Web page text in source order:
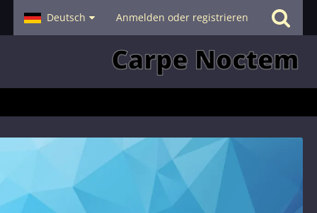
Hilfe
Deutsch Anmelden oder registrieren